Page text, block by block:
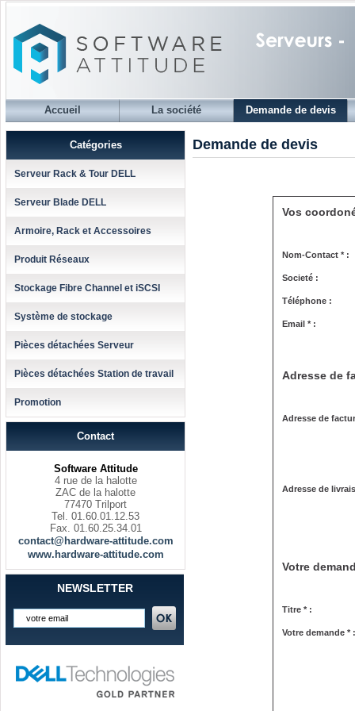
Accueil La société Demande de devis
Catégories
Serveur Rack & Tour DELL
Serveur Blade DELL
Armoire, Rack et Accessoires
Produit Réseaux
Stockage Fibre Channel et iSCSI
Système de stockage
Pièces détachées Serveur
Pièces détachées Station de travail
Promotion
Contact
Software Attitude
4 rue de la halotte
ZAC de la halotte
77470 Trilport
Tel. 01.60.01.12.53
Fax. 01.60.25.34.01
contact@hardware-attitude.com
www.hardware-attitude.com
NEWSLETTER
Demande de devis
Vos
Nom-Contact * :
Societé :
Téléphone :
Email * :
Adresse de
Adresse de
Adresse de
Votre
Titre * :
Votre demande * :